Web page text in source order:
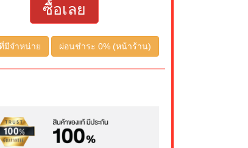
ซื้อเลย
มีจำหน่าย ผ่อนชำระ 0% (หน้าร้าน)